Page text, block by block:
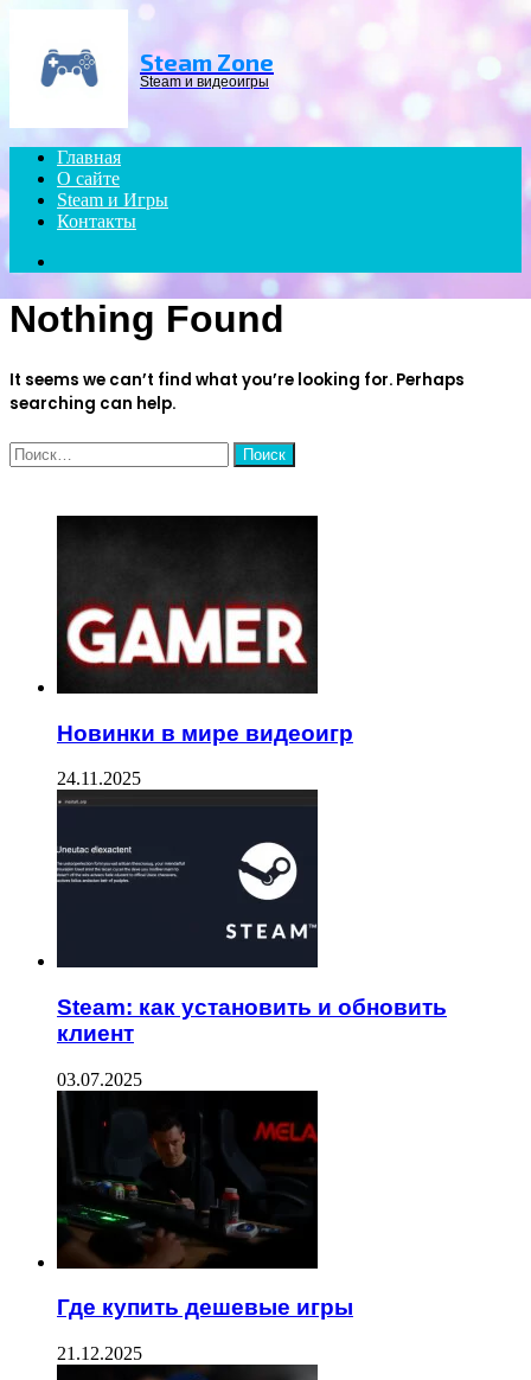
Steam Zone
Steam и видеоигры
Главная
О сайте
Steam и Игры
Контакты
Nothing Found
It seems we can’t find what you’re looking for. Perhaps
searching can help.
Найти:
Новинки в мире видеоигр
24.11.2025
Steam: как установить и обновить
клиент
03.07.2025
Где купить дешевые игры
21.12.2025